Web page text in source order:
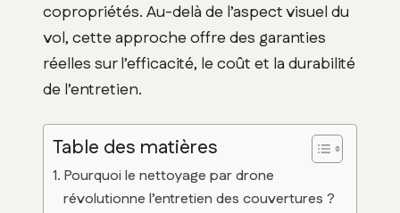
copropriétés. Au-delà de l’aspect visuel du
vol, cette approche offre des garanties
réelles sur l’efficacité, le coût et la durabilité
de l’entretien.
Table des matières
Pourquoi le nettoyage par drone
révolutionne l’entretien des couvertures ?